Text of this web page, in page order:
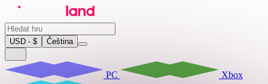
USD - $ Čeština
PC
Xbox